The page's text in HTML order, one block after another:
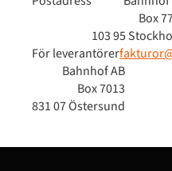
Box
103 95
För leverantörer
Bahnhof AB
Box 7013
831 07 Östersund